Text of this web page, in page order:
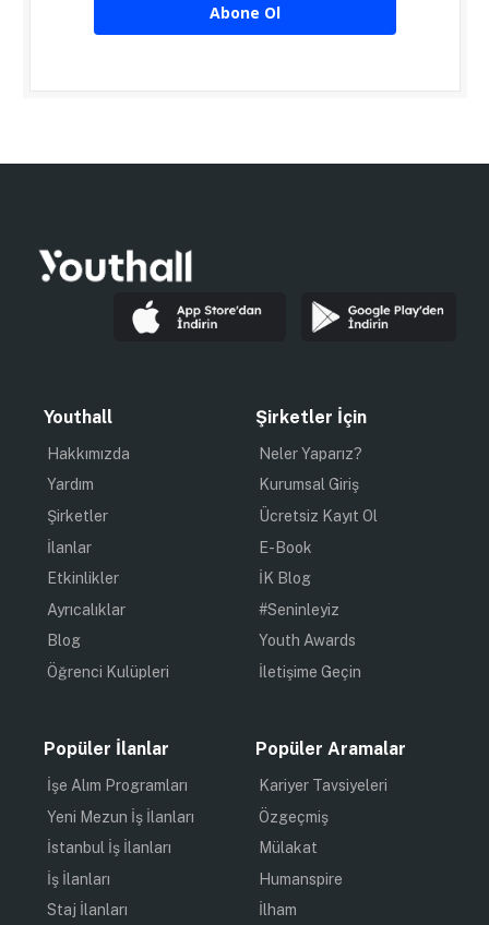
Abone Ol
Youthall
Hakkımızda
Yardım
Şirketler
İlanlar
Etkinlikler
Ayrıcalıklar
Blog
Öğrenci Kulüpleri
Şirketler İçin
Neler Yaparız?
Kurumsal Giriş
Ücretsiz Kayıt Ol
E-Book
İK Blog
#Seninleyiz
Youth Awards
İletişime Geçin
Popüler İlanlar
İşe Alım Programları
Yeni Mezun İş İlanları
İstanbul İş İlanları
İş İlanları
Staj İlanları
Popüler Aramalar
Kariyer Tavsiyeleri
Özgeçmiş
Mülakat
Humanspire
İlham